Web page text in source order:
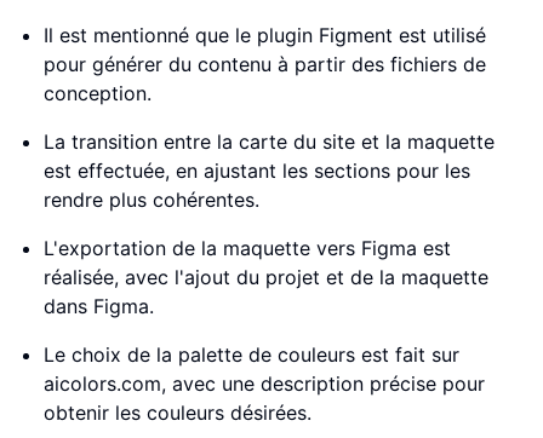
Il est mentionné que le plugin Figment est utilisé
pour générer du contenu à partir des fichiers de
conception.
La transition entre la carte du site et la maquette
est effectuée, en ajustant les sections pour les
rendre plus cohérentes.
L'exportation de la maquette vers Figma est
réalisée, avec l'ajout du projet et de la maquette
dans Figma.
Le choix de la palette de couleurs est fait sur
aicolors.com, avec une description précise pour
obtenir les couleurs désirées.